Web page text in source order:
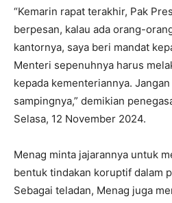
“Kemarin rapat terakhir, Pak
berpesan, kalau ada orang-
kantornya, saya beri mandat
Menteri sepenuhnya harus
kepada kementeriannya.
sampingnya,” demikian
Selasa, 12 November 2024.
Menag minta jajarannya untuk
bentuk tindakan koruptif dalam
Sebagai teladan, Menag juga